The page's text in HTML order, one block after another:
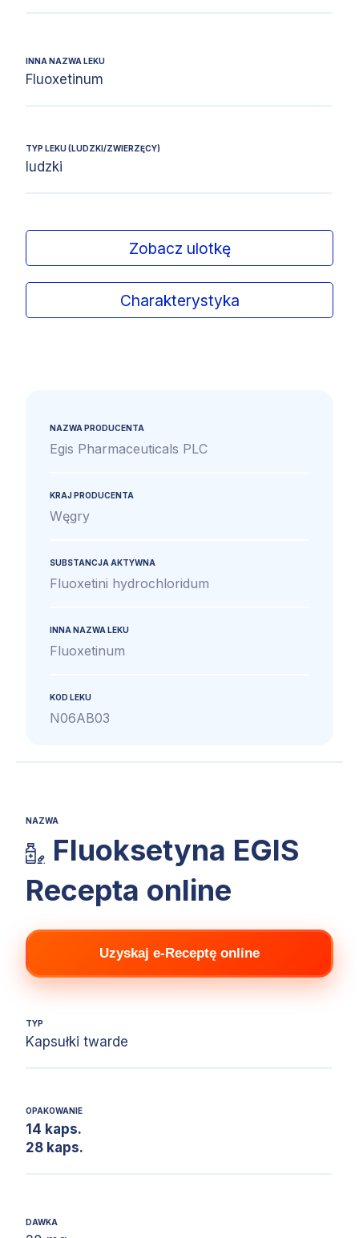
INNA NAZWA LEKU
Fluoxetinum
TYP LEKU (LUDZKI/ZWIERZĘCY)
ludzki
Zobacz ulotkę
Charakterystyka
NAZWA PRODUCENTA
Egis Pharmaceuticals PLC
KRAJ PRODUCENTA
Węgry
SUBSTANCJA AKTYWNA
Fluoxetini hydrochloridum
INNA NAZWA LEKU
Fluoxetinum
KOD LEKU
N06AB03
NAZWA
Fluoksetyna EGIS
Recepta online
Uzyskaj e-Receptę online
TYP
Kapsułki twarde
OPAKOWANIE
14 kaps.
28 kaps.
DAWKA